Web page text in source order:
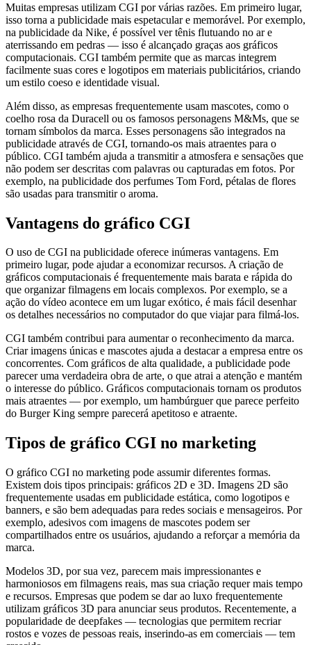
Muitas empresas utilizam CGI por várias razões. Em primeiro lugar,
isso torna a publicidade mais espetacular e memorável. Por exemplo,
na publicidade da Nike, é possível ver tênis flutuando no ar e
aterrissando em pedras — isso é alcançado graças aos gráficos
computacionais. CGI também permite que as marcas integrem
facilmente suas cores e logotipos em materiais publicitários, criando
um estilo coeso e identidade visual.
Além disso, as empresas frequentemente usam mascotes, como o
coelho rosa da Duracell ou os famosos personagens M&Ms, que se
tornam símbolos da marca. Esses personagens são integrados na
publicidade através de CGI, tornando-os mais atraentes para o
público. CGI também ajuda a transmitir a atmosfera e sensações que
não podem ser descritas com palavras ou capturadas em fotos. Por
exemplo, na publicidade dos perfumes Tom Ford, pétalas de flores
são usadas para transmitir o aroma.
Vantagens do gráfico CGI
O uso de CGI na publicidade oferece inúmeras vantagens. Em
primeiro lugar, pode ajudar a economizar recursos. A criação de
gráficos computacionais é frequentemente mais barata e rápida do
que organizar filmagens em locais complexos. Por exemplo, se a
ação do vídeo acontece em um lugar exótico, é mais fácil desenhar
os detalhes necessários no computador do que viajar para filmá-los.
CGI também contribui para aumentar o reconhecimento da marca.
Criar imagens únicas e mascotes ajuda a destacar a empresa entre os
concorrentes. Com gráficos de alta qualidade, a publicidade pode
parecer uma verdadeira obra de arte, o que atrai a atenção e mantém
o interesse do público. Gráficos computacionais tornam os produtos
mais atraentes — por exemplo, um hambúrguer que parece perfeito
do Burger King sempre parecerá apetitoso e atraente.
Tipos de gráfico CGI no marketing
O gráfico CGI no marketing pode assumir diferentes formas.
Existem dois tipos principais: gráficos 2D e 3D. Imagens 2D são
frequentemente usadas em publicidade estática, como logotipos e
banners, e são bem adequadas para redes sociais e mensageiros. Por
exemplo, adesivos com imagens de mascotes podem ser
compartilhados entre os usuários, ajudando a reforçar a memória da
marca.
Modelos 3D, por sua vez, parecem mais impressionantes e
harmoniosos em filmagens reais, mas sua criação requer mais tempo
e recursos. Empresas que podem se dar ao luxo frequentemente
utilizam gráficos 3D para anunciar seus produtos. Recentemente, a
popularidade de deepfakes — tecnologias que permitem recriar
rostos e vozes de pessoas reais, inserindo-as em comerciais — tem